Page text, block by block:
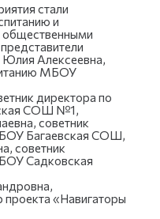
стали
и
общественными
Юлия Алексеевна,
МБОУ
директора по
СОШ №1,
советник
Багаевская СОШ,
советник
Садковская
«Навигаторы